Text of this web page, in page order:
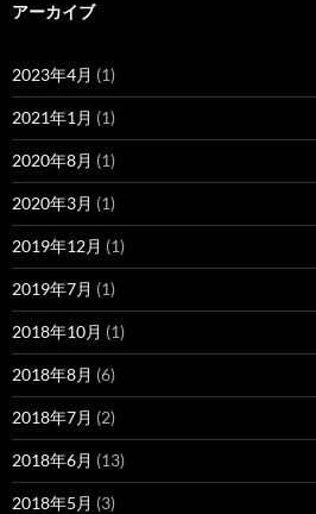
アーカイブ
2023年4月 (1)
2021年1月 (1)
2020年8月 (1)
2020年3月 (1)
2019年12月 (1)
2019年7月 (1)
2018年10月 (1)
2018年8月 (6)
2018年7月 (2)
2018年6月 (13)
2018年5月 (3)